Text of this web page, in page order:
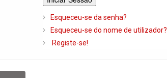
Esqueceu-se da senha?
Esqueceu-se do nome de utilizador?
Registe-se!